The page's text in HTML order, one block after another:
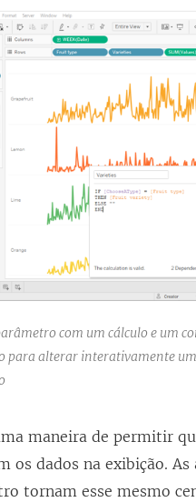
com um cálculo e um
para alterar interativamente
maneira de permitir
os dados na exibição. As
tornam esse mesmo